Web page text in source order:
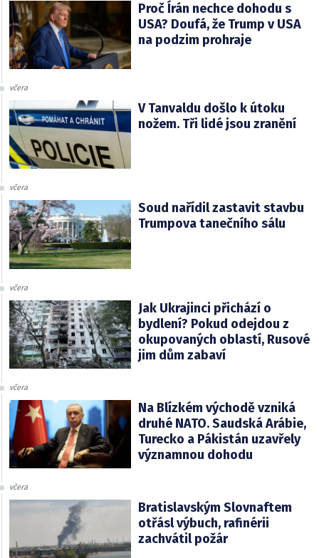
Proč Írán nechce dohodu s
USA? Doufá, že Trump v USA
na podzim prohraje
včera
V Tanvaldu došlo k útoku
nožem. Tři lidé jsou zranění
včera
Soud nařídil zastavit stavbu
Trumpova tanečního sálu
včera
Jak Ukrajinci přichází o
bydlení? Pokud odejdou z
okupovaných oblastí, Rusové
jim dům zabaví
včera
Na Blízkém východě vzniká
druhé NATO. Saudská Arábie,
Turecko a Pákistán uzavřely
významnou dohodu
včera
Bratislavským Slovnaftem
otřásl výbuch, rafinérii
zachvátil požár